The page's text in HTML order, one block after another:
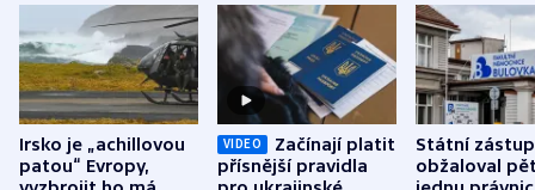
Irsko je „achillovou
patou“ Evropy,
VIDEO
Začínají platit
přísnější pravidla
Státní
obžaloval